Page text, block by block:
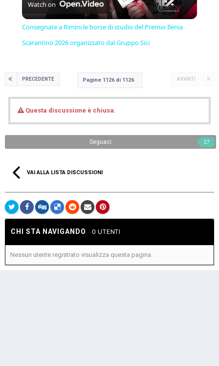
Video
Watch on
Consegnate a Rimini le borse di studio del Premio Ilenia
Scarantino 2026 organizzato dal Gruppo Sici
PRECEDENTE AVANTI
Pagine 1126 di 1126
Questa discussione è chiusa.
Seguaci 27
VAI ALLA LISTA DISCUSSIONI
CHI STA NAVIGANDO 0 UTENTI
Nessun utente registrato visualizza questa pagina.